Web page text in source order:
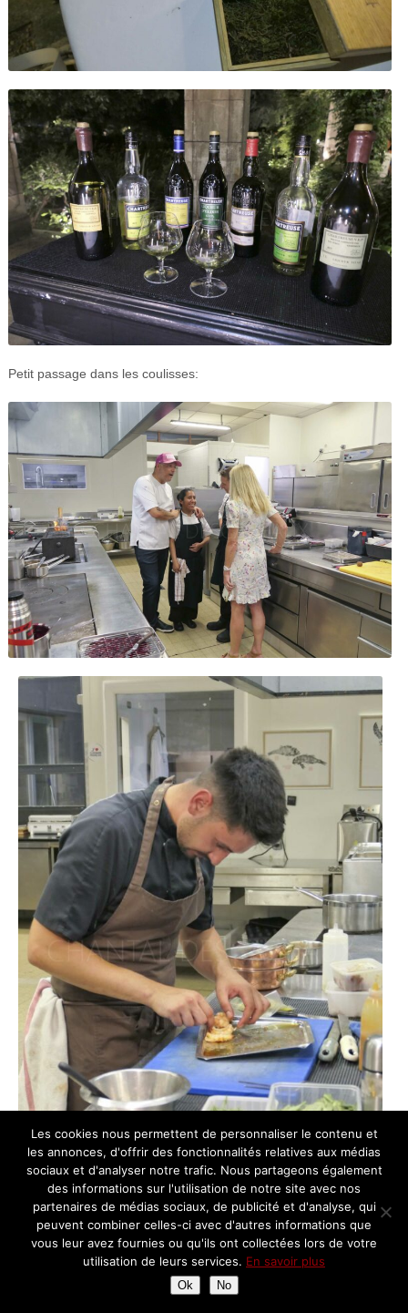
Petit passage dans les coulisses:
Les cookies nous permettent de personnaliser le contenu et
les annonces, d'offrir des fonctionnalités relatives aux médias
sociaux et d'analyser notre trafic. Nous partageons également
des informations sur l'utilisation de notre site avec nos
partenaires de médias sociaux, de publicité et d'analyse, qui
peuvent combiner celles-ci avec d'autres informations que
vous leur avez fournies ou qu'ils ont collectées lors de votre
utilisation de leurs services. En savoir plus
Ok No